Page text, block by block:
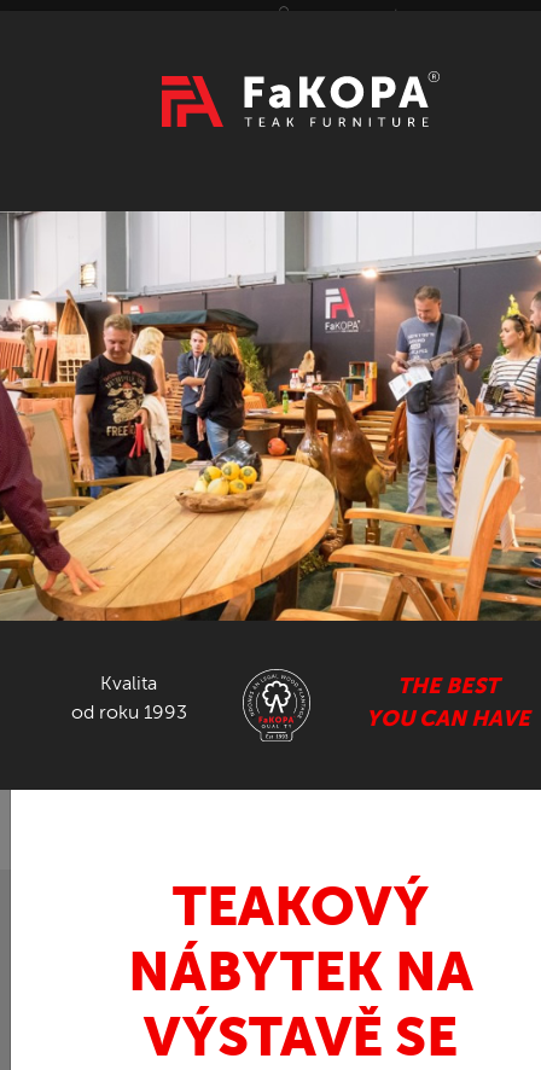
Kvalita
od roku 1993
THE BEST
YOU CAN HAVE
TEAKOVÝ
NÁBYTEK NA
VÝSTAVĚ SE
VÝSTAVY 2026
prázdný
CZK
TEAK
ART / DOPLŇKY
RATAN
NÁBYTEK ZE SUARU
FaKOPA.cz - nábytek z teaku»Ratan»HITRA